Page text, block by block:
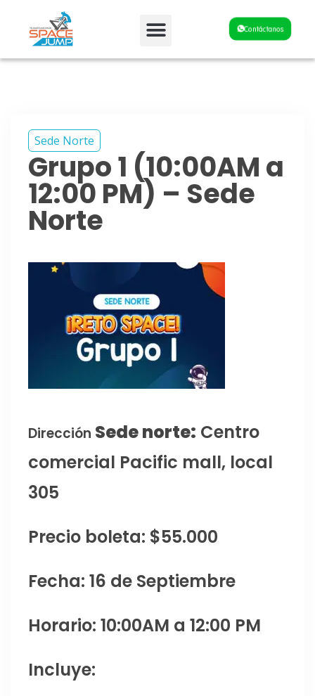
Contáctanos
Sede Norte
Grupo 1 (10:00AM a
12:00 PM) – Sede
Norte
Dirección Sede norte: Centro
comercial Pacific mall, local
305
Precio boleta: $55.000
Fecha: 16 de Septiembre
Horario: 10:00AM a 12:00 PM
Incluye: